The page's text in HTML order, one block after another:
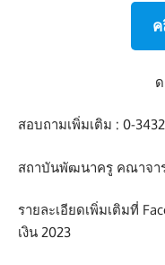
สอบถามเพิ่มเติม : 0-
สถาบันพัฒนาครู คณาจา
รายละเอียดเพิ่มเติมที่
เงิน 2023